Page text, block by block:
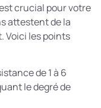
crucial pour votre
attestent de la
Voici les points
de 1 à 6
le degré de